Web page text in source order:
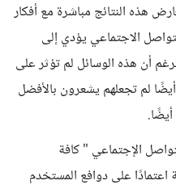
هذه النتائج مباشرة مع أفكار
الاجتماعي يؤدي إلى
أن هذه الوسائل لم تؤثر على
لم تجعلهم يشعرون بالأفضل
الإجتماعي " كافة
اعتمادًا على دوافع المستخدم